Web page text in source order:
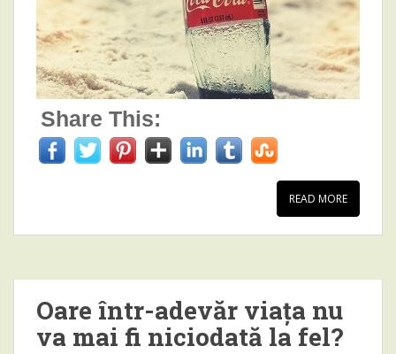
Share This:
READ MORE
Oare într-adevăr viața nu
va mai fi niciodată la fel?